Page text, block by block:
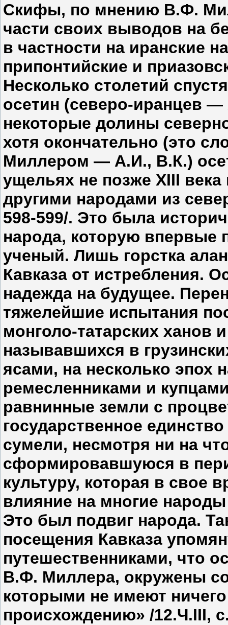
Скифы, по мнению В.Ф.
части своих выводов на
в частности на иранские
припонтийские и
Несколько столетий
осетин (северо-иранцев
некоторые долины
хотя окончательно (это
Миллером — А.И., В.К.)
ущельях не позже XIII
другими народами из
598-599/. Это была
народа, которую
ученый. Лишь горстка
Кавказа от истребления.
надежда на будущее.
тяжелейшие испытания
монголо-татарских ханов
называвшихся в
ясами, на несколько эпох
ремесленниками и
равнинные земли с
государственное
сумели, несмотря ни на
сформировавшуюся в
культуру, которая в свое
влияние на многие
Это был подвиг народа.
посещения Кавказа
путешественниками, что
В.Ф. Миллера, окружены
которыми не имеют
происхождению» /12.Ч.III,